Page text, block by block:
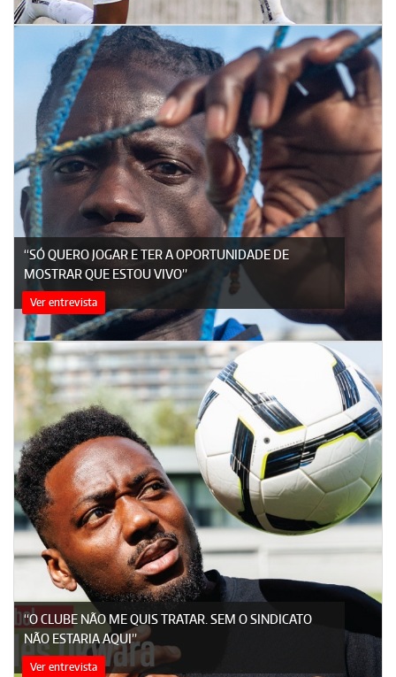
“SÓ QUERO JOGAR E TER A OPORTUNIDADE DE
MOSTRAR QUE ESTOU VIVO”
Ver entrevista
“O CLUBE NÃO ME QUIS TRATAR. SEM O SINDICATO
NÃO ESTARIA AQUI”
Ver entrevista